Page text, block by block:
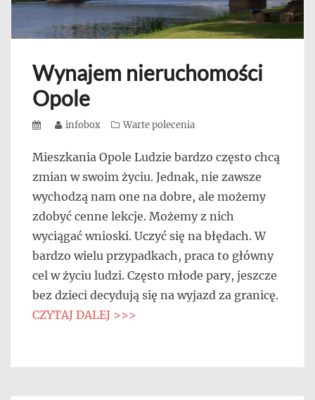
Wynajem nieruchomości
Opole
PostedAuthor
infobox Categories
Warte polecenia
Mieszkania Opole Ludzie bardzo często chcą
zmian w swoim życiu. Jednak, nie zawsze
wychodzą nam one na dobre, ale możemy
zdobyć cenne lekcje. Możemy z nich
wyciągać wnioski. Uczyć się na błędach. W
bardzo wielu przypadkach, praca to główny
cel w życiu ludzi. Często młode pary, jeszcze
bez dzieci decydują się na wyjazd za granicę.
CZYTAJ DALEJ >>>